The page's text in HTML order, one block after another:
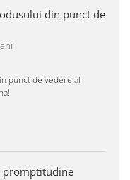
din punct de
punct de vedere al
promptitudine